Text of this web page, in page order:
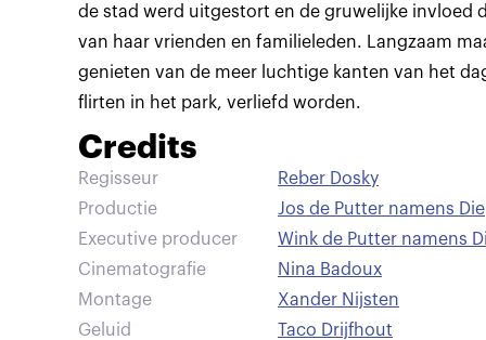
de stad werd uitgestort en de gruwelijke invloed
van haar vrienden en familieleden. Langzaam
genieten van de meer luchtige kanten van het
flirten in het park, verliefd worden.
Credits
Regisseur
Reber Dosky
Productie
Jos de Putter namens
Executive producer
Wink de Putter namens
Cinematografie
Nina Badoux
Montage
Xander Nijsten
Geluid
Taco Drijfhout